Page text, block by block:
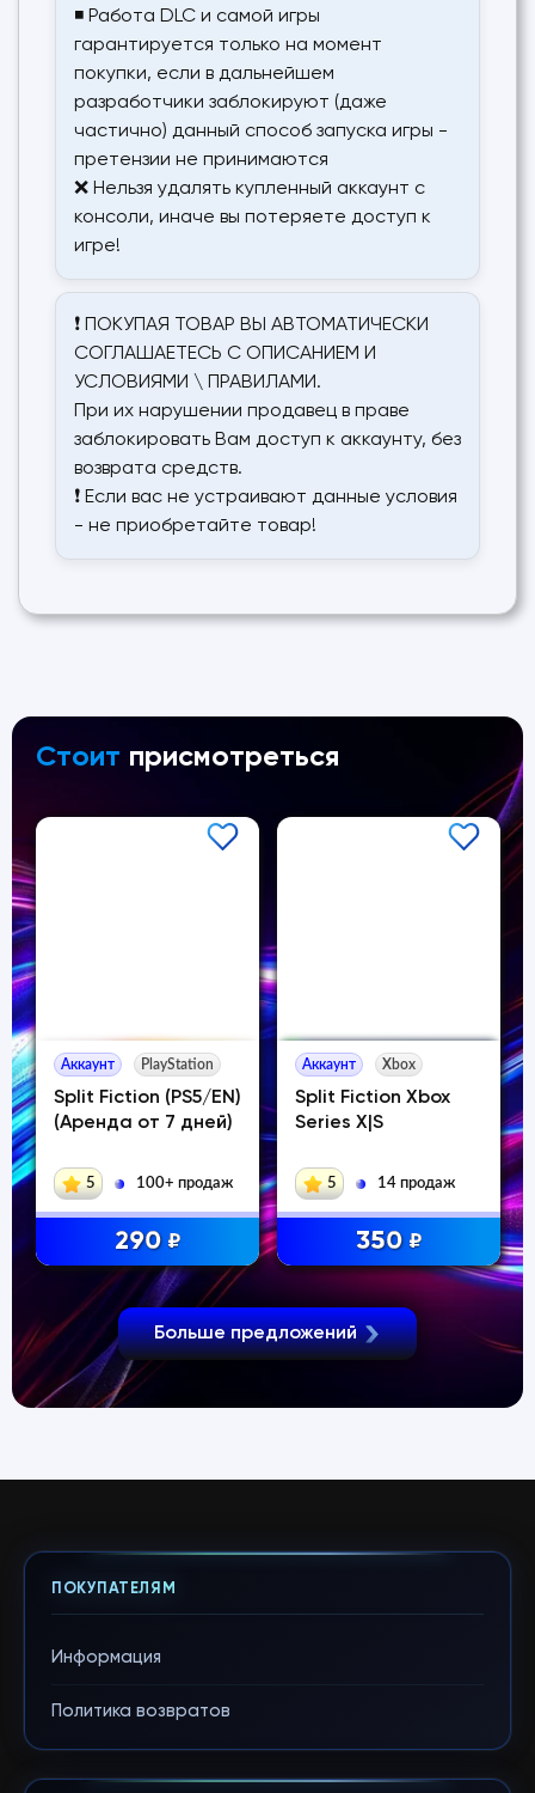
◾ Работа DLC и самой игры
гарантируется только на момент
покупки, если в дальнейшем
разработчики заблокируют (даже
частично) данный способ запуска игры -
претензии не принимаются
❌ Нельзя удалять купленный аккаунт с
консоли, иначе вы потеряете доступ к
игре!
❗ ПОКУПАЯ ТОВАР ВЫ АВТОМАТИЧЕСКИ
СОГЛАШАЕТЕСЬ С ОПИСАНИЕМ И
УСЛОВИЯМИ \ ПРАВИЛАМИ.
При их нарушении продавец в праве
заблокировать Вам доступ к аккаунту, без
возврата средств.
❗ Если вас не устраивают данные условия
- не приобретайте товар!
Стоит присмотреться
Аккаунт PlayStation
Split Fiction (PS5/EN)
(Аренда от 7 дней)
5 100+ продаж
290 ₽
Аккаунт Xbox
Split Fiction Xbox
Series X|S
5 14 продаж
350 ₽
Больше предложений
ПОКУПАТЕЛЯМ
Информация
Политика возвратов